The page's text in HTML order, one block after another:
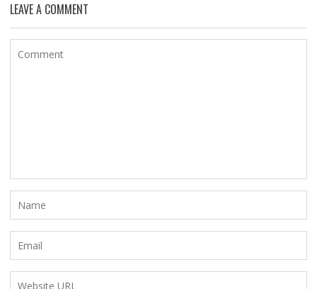
LEAVE A COMMENT